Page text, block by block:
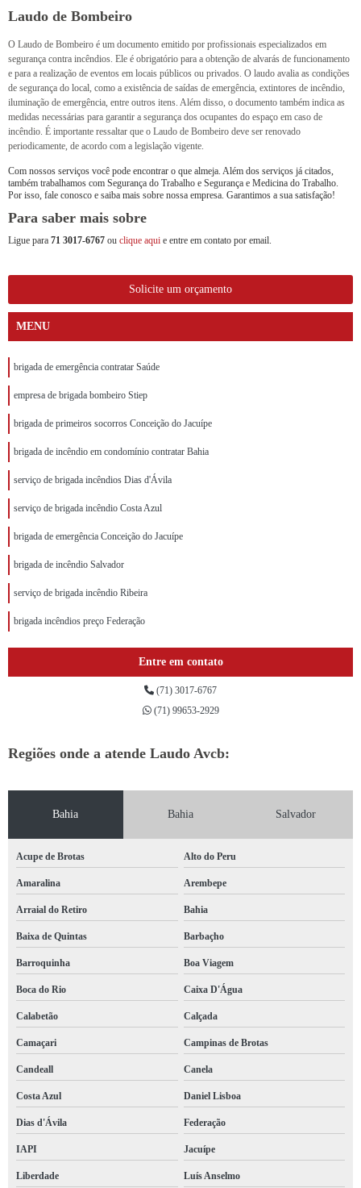
Laudo de Bombeiro
O Laudo de Bombeiro é um documento emitido por profissionais especializados em
segurança contra incêndios. Ele é obrigatório para a obtenção de alvarás de funcionamento
e para a realização de eventos em locais públicos ou privados. O laudo avalia as condições
de segurança do local, como a existência de saídas de emergência, extintores de incêndio,
iluminação de emergência, entre outros itens. Além disso, o documento também indica as
medidas necessárias para garantir a segurança dos ocupantes do espaço em caso de
incêndio. É importante ressaltar que o Laudo de Bombeiro deve ser renovado
periodicamente, de acordo com a legislação vigente.
Com nossos serviços você pode encontrar o que almeja. Além dos serviços já citados,
também trabalhamos com Segurança do Trabalho e Segurança e Medicina do Trabalho.
Por isso, fale conosco e saiba mais sobre nossa empresa. Garantimos a sua satisfação!
Para saber mais sobre
Ligue para 71 3017-6767 ou clique aqui e entre em contato por email.
Solicite um orçamento
MENU
brigada de emergência contratar Saúde
empresa de brigada bombeiro Stiep
brigada de primeiros socorros Conceição do Jacuípe
brigada de incêndio em condomínio contratar Bahia
serviço de brigada incêndios Dias d'Ávila
serviço de brigada incêndio Costa Azul
brigada de emergência Conceição do Jacuípe
brigada de incêndio Salvador
serviço de brigada incêndio Ribeira
brigada incêndios preço Federação
Entre em contato
(71) 3017-6767
(71) 99653-2929
Regiões onde a atende Laudo Avcb:
Bahia Bahia Salvador
Acupe de Brotas Alto do Peru
Amaralina Arembepe
Arraial do Retiro Bahia
Baixa de Quintas Barbaçho
Barroquinha Boa Viagem
Boca do Rio Caixa D'Água
Calabetão Calçada
Camaçari Campinas de Brotas
Candeall Canela
Costa Azul Daniel Lisboa
Dias d'Ávila Federação
IAPI Jacuípe
Liberdade Luís Anselmo